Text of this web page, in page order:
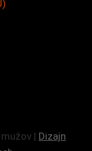
| Dizajn